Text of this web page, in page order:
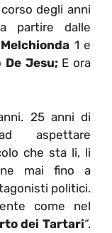
degli anni
partire dalle
Melchionda 1 e
De Jesu;E ora
25 anni di
aspettare
che sta li, li
mai fino a
politici.
come nel
dei Tartari“.